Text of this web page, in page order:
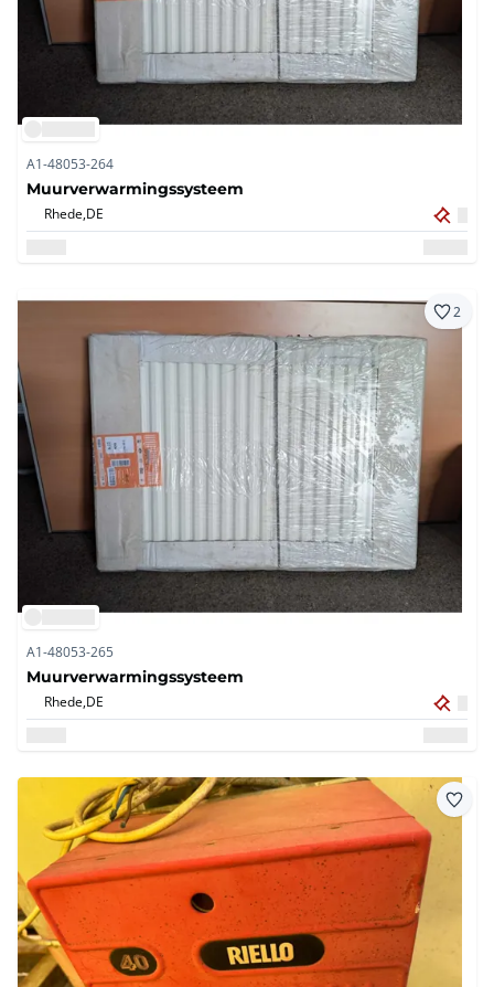
A1-48053-264
Muurverwarmingssysteem
Rhede,DE
2
A1-48053-265
Muurverwarmingssysteem
Rhede,DE